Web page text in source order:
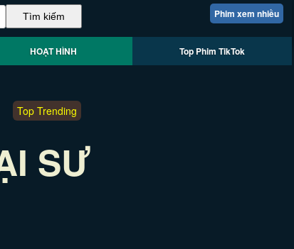
Phim xem nhiều
HOẠT HÌNH Top Phim TikTok
Top Trending
SƯ